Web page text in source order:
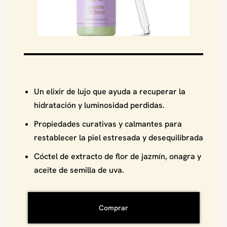
Un elixir de lujo que ayuda a recuperar la
hidratación y luminosidad perdidas.
Propiedades curativas y calmantes para
restablecer la piel estresada y desequilibrada
Cóctel de extracto de flor de jazmín, onagra y
aceite de semilla de uva.
Comprar